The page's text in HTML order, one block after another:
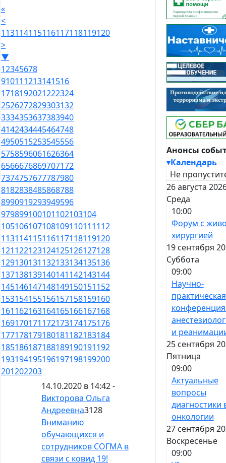
«
<
113114115116117118119120
>
▼
12345678
910111213141516
1718192021222324
2526272829303132
3334353637383940
4142434445464748
4950515253545556
5758596061626364
6566676869707172
7374757677787980
8182838485868788
8990919293949596
979899100101102103104
105106107108109110111112
113114115116117118119120
121122123124125126127128
129130131132133134135136
137138139140141142143144
145146147148149150151152
153154155156157158159160
161162163164165166167168
169170171172173174175176
177178179180181182183184
185186187188189190191192
193194195196197198199200
201202203
14.10.2020 в 14:42 -
Викторова Ольга
Андреевна3128
Вниманию
обучающихся и
сотрудников СОГМА в
связи с ковид 19!
Анонсы
▾Календарь
Не
26 августа
Среда
10:00
Форум с
хирургией
19 сентября
Суббота
09:00
Научно-
практическая
и
25 сентября
Пятница
09:00
Актуальные
вопросы
диагностики
онкологии
27 сентября
Воскресенье
09:00